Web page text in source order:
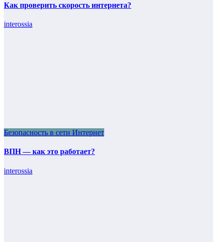
Как проверить скорость интернета?
interossia
Безопасность в сети Интернет
ВПН — как это работает?
interossia